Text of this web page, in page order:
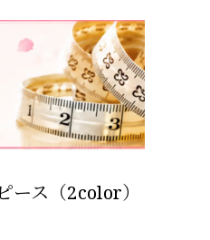
ース（2color）